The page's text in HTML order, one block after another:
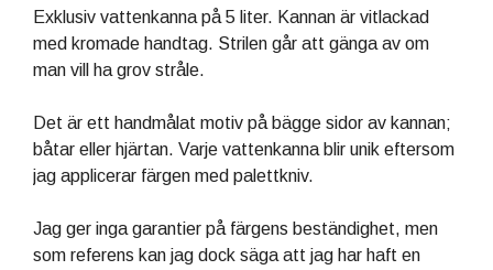
Exklusiv vattenkanna på 5 liter. Kannan är vitlackad
med kromade handtag. Strilen går att gänga av om
man vill ha grov stråle.
Det är ett handmålat motiv på bägge sidor av kannan;
båtar eller hjärtan. Varje vattenkanna blir unik eftersom
jag applicerar färgen med palettkniv.
Jag ger inga garantier på färgens beständighet, men
som referens kan jag dock säga att jag har haft en